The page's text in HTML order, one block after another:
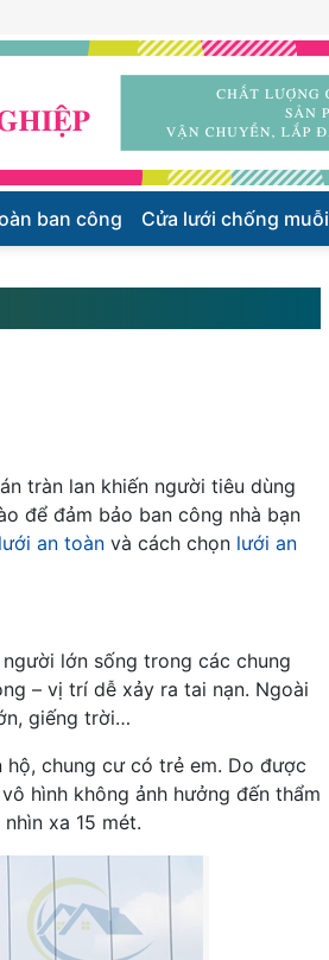
ban công Cửa lưới chống muỗi
tràn lan khiến người tiêu dùng
để đảm bảo ban công nhà bạn
lưới an toàn và cách chọn lưới an
lớn sống trong các chung
– vị trí dễ xảy ra tai nạn. Ngoài
giếng trời…
chung cư có trẻ em. Do được
hình không ảnh hưởng đến thẩm
xa 15 mét.